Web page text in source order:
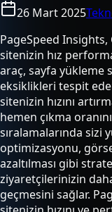
26 Mart 2025
PageSpeed
sitenizin hız
araç, sayfa yükleme
eksiklikleri tespit
sitenizin hızını
hemen çıkma
sıralamalarında sizi
optimizasyonu,
azaltılması gibi
ziyaretçilerinizin
geçmesini sağlar.